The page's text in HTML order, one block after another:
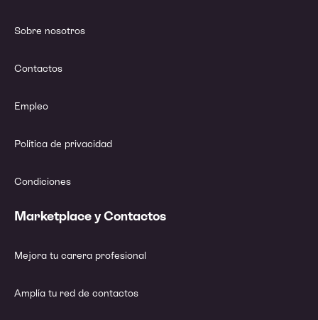
Sobre nosotros
Contactos
Empleo
Política de privacidad
Condiciones
Marketplace y Contactos
Mejora tu carera profesional
Amplía tu red de contactos